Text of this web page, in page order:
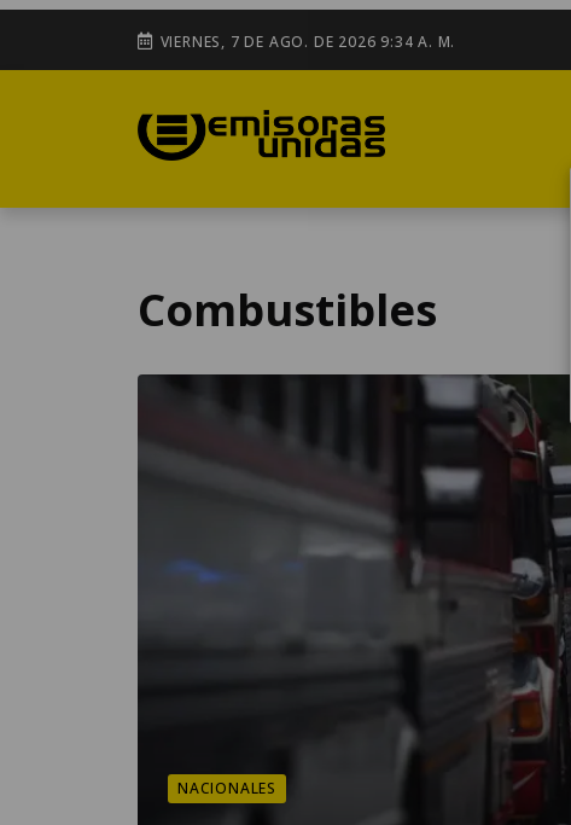
VIERNES, 7 DE AGO. DE 2026 9:34 A. M.
Combustibles
NACIONALES